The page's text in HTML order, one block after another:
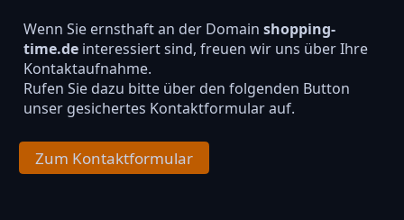
Wenn Sie ernsthaft an der Domain shopping-
time.deinteressiert sind, freuen wir uns über Ihre
Kontaktaufnahme.
Rufen Sie dazu bitte über den folgenden Button
unser gesichertes Kontaktformular auf.
Zum Kontaktformular